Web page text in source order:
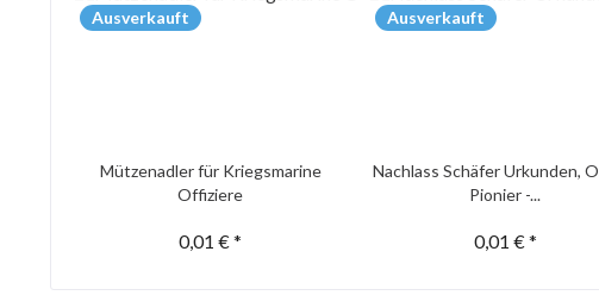
Ausverkauft
Mützenadler für Kriegsmarine
Offiziere
0,01 € *
Ausverkauft
Nachlass Schäfer Urkunden,
Pionier -...
0,01 € *